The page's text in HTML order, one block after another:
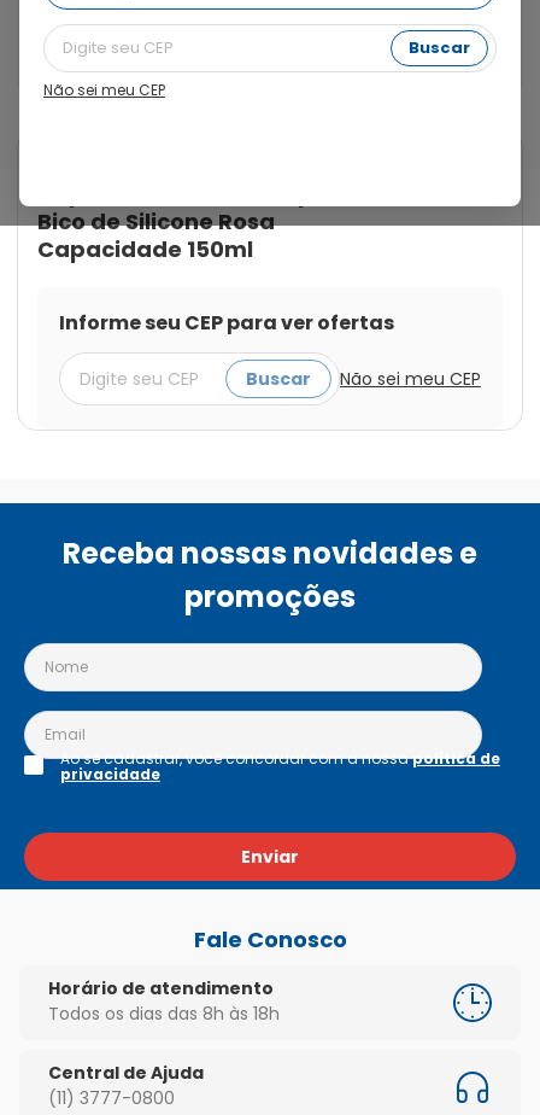
Buscar
Não sei meu CEP
Copo clean com bico de silicone, capacidade 150ml,
na cor rosa. Auxilia na transição entre mamadeira e
copo.
Bico de Silicone Rosa
Capacidade 150ml
Informe seu CEP para ver ofertas
Buscar Não sei meu CEP
Receba nossas novidades e
promoções
Enviar
Ao se cadastrar, você concordar com a nossapolítica de
privacidade
Fale Conosco
Horário de atendimento
Todos os dias das 8h às 18h
Central de Ajuda
(11) 3777-0800